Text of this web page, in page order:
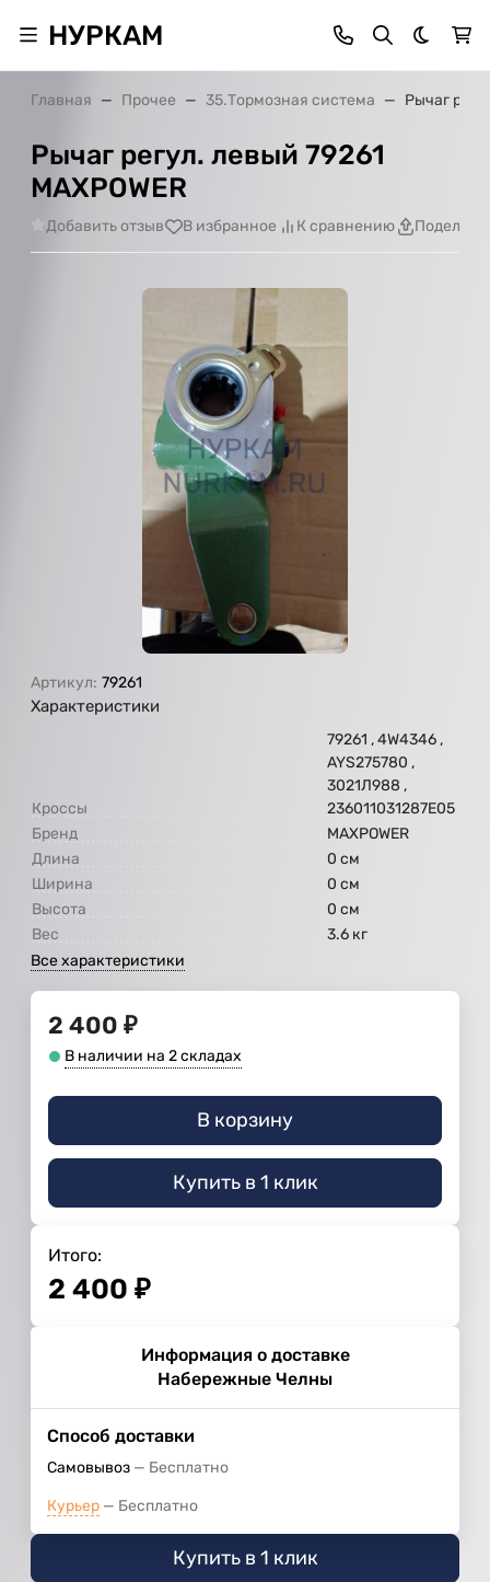
НУРКАМ Темная
Главная Прочее 35.Тормозная система Рычаг
Рычаг регул. левый 79261
MAXPOWER
Добавить отзыв В избранное К сравнению
Артикул: 79261
Характеристики
Кроссы
79261 , 4W4346 ,
AYS275780 ,
3021Л988 ,
236011031287E05
Бренд
MAXPOWER
Длина
0 см
Ширина
0 см
Высота
0 см
Вес
3.6 кг
Все характеристики
2 400 ₽
В наличии на 2 складах
В корзину
Купить в 1 клик
Итого:
2 400 ₽
Информация о доставке
Набережные Челны
Способ доставки
Самовывоз Бесплатно
Курьер Бесплатно
Купить в 1 клик